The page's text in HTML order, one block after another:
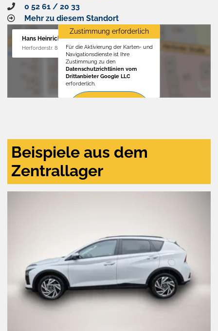
0 52 61 / 20 33
Mehr zu diesem Standort
Hans Heinrichs GmbH
Herforderstr. 81, 32657 Lemgo
Zustimmung erforderlich
Für die Aktivierung der Karten- und
Navigationsdienste ist Ihre
Zustimmung zu den
Datenschutzrichtlinien vom
Drittanbieter Google LLC
erforderlich.
Beispiele aus dem
Zentrallager